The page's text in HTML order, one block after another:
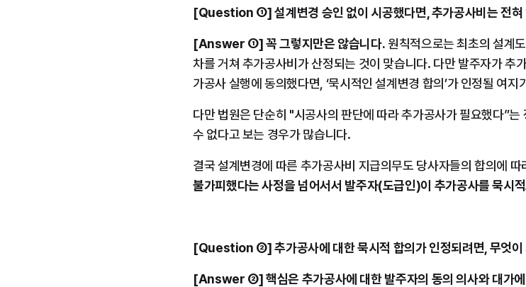
[Question ①] 설계변경 승인 없이 시공했다면, 추가공사비는 전혀
[Answer ①]꼭 그렇지만은 않습니다. 원칙적으로는 최초의 설계
차를 거쳐 추가공사비가 산정되는 것이 맞습니다. 다만 발주자가 추
가공사 실행에 동의했다면, ‘묵시적인 설계변경 합의’가 인정될 여지
다만 법원은 단순히 "시공사의 판단에 따라 추가공사가 필요했다”
수 없다고 보는 경우가 많습니다.
결국 설계변경에 따른 추가공사비 지급의무도 당사자들의 합의에 따
불가피했다는 사정을 넘어서서 발주자(도급인)이 추가공사를 묵시
[Question ②] 추가공사에 대한 묵시적 합의가 인정되려면, 무엇이
[Answer ②]핵심은 추가공사에 대한 발주자의 동의 의사와 대가